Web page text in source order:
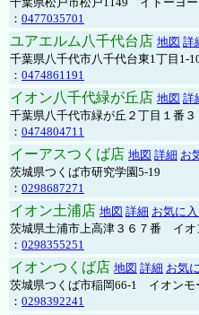
： 0477035701
ユアエルム八千代台店 地図 詳
千葉県八千代市八千代台東1丁目1-
： 0474861191
イオン八千代緑が丘店 地図 詳
千葉県八千代市緑が丘２丁目１番
： 0474804711
イーアスつくば店 地図 詳細 お
茨城県つくば市研究学園5-19
： 0298687271
イオン土浦店 地図 詳細 お気に
茨城県土浦市上高津３６７番 イオ
： 0298355251
イオンつくば店 地図 詳細 お気
茨城県つくば市稲岡66-1 イオン
： 0298392241